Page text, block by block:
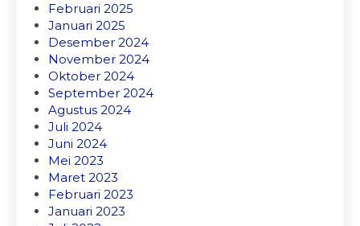
Februari 2025
Januari 2025
Desember 2024
November 2024
Oktober 2024
September 2024
Agustus 2024
Juli 2024
Juni 2024
Mei 2023
Maret 2023
Februari 2023
Januari 2023